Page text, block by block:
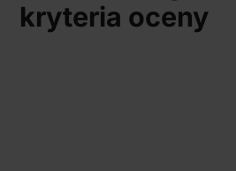
kryteria oceny